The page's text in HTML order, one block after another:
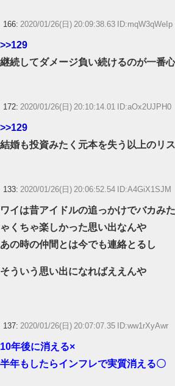
166: 2020/01/26(日) 20:09:38.63 ID:mqW3qWeIp
>>129
継続してダメージ負い続けるのが一番
172: 2020/01/26(日) 20:10:14.01 ID:aOx2UJPH0
>>129
結婚も投資みたく元本を失う以上のリ
133: 2020/01/26(日) 20:06:52.54 ID:A4GiX1SJM
ワイは昔アイドルの追っかけでバカみ
ゃくちゃ楽しかった思い出なんや
あの時の仲間とは今でも連絡とるし
そういう思い出になればええんや
137: 2020/01/26(日) 20:07:07.35 ID:ww1rXyAwr
10年後に消える×
半年もしたらインフレで実質消える〇